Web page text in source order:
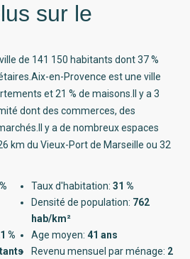
sur le
de 141 150 habitants dont 37 %
en-Provence est une ville
et 21 % de maisons.Il y a 3
dont des commerces, des
y a de nombreux espaces
km du Vieux-Port de Marseille ou 32
Taux d'habitation: 31 %
Densité de population: 762
hab/km²
% Age moyen: 41 ans
Revenu mensuel par ménage: 2